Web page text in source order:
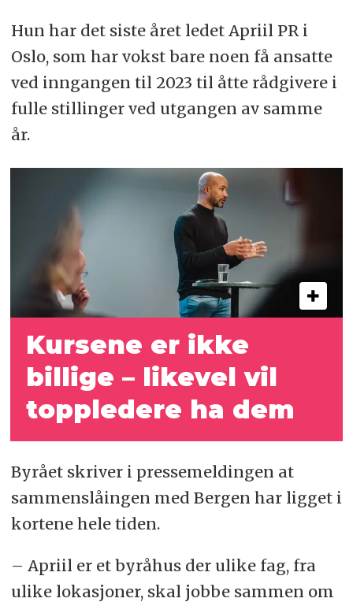
Hun har det siste året ledet Apriil PR i
Oslo, som har vokst bare noen få ansatte
ved inngangen til 2023 til åtte rådgivere i
fulle stillinger ved utgangen av samme
år.
Kursene er ikke
billige – likevel vil
toppledere ha dem
Byrået skriver i pressemeldingen at
sammenslåingen med Bergen har ligget i
kortene hele tiden.
– Apriil er et byråhus der ulike fag, fra
ulike lokasjoner, skal jobbe sammen om